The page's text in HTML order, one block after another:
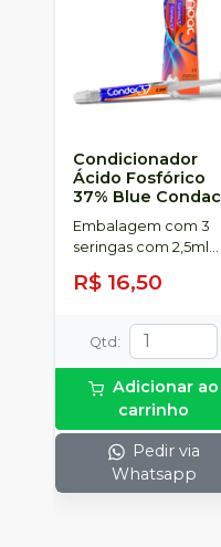
Condicionador
Ácido Fosfórico
37% Blue Condac
FGM
Embalagem com 3
seringas com 2,5ml
cada uma e 3
ponteiras para
R$ 16,50
Qtd :
Adicionar ao
carrinho
Pedir via
Whatsapp